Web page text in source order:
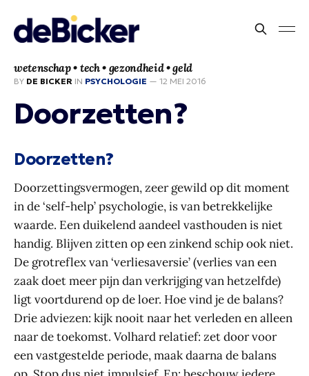
wetenschap • tech • gezondheid • geld
BY DE BICKER IN PSYCHOLOGIE — 12 MEI 2016
Doorzetten?
Doorzetten?
Doorzettingsvermogen, zeer gewild op dit moment
in de ‘self-help’ psychologie, is van betrekkelijke
waarde. Een duikelend aandeel vasthouden is niet
handig. Blijven zitten op een zinkend schip ook niet.
De grotreflex van ‘verliesaversie’ (verlies van een
zaak doet meer pijn dan verkrijging van hetzelfde)
ligt voortdurend op de loer. Hoe vind je de balans?
Drie adviezen: kijk nooit naar het verleden en alleen
naar de toekomst. Volhard relatief: zet door voor
een vastgestelde periode, maak daarna de balans